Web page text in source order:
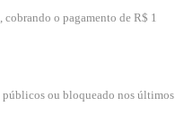
o pagamento de R$ 1
públicos ou bloqueado nos últimos